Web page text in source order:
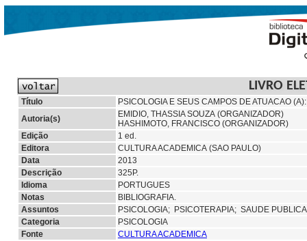
LIVRO
Título
PSICOLOGIA E SEUS CAMPOS DE ATUACAO
Autoria(s)
EMIDIO, THASSIA SOUZA (ORGANIZADOR)
HASHIMOTO, FRANCISCO (ORGANIZADOR)
Edição
1 ed.
Editora
CULTURA ACADEMICA (SAO PAULO)
Data
2013
Descrição
325P.
Idioma
PORTUGUES
Notas
BIBLIOGRAFIA.
Assuntos
PSICOLOGIA; PSICOTERAPIA; SAUDE
Categoria
PSICOLOGIA
Fonte
CULTURA ACADEMICA